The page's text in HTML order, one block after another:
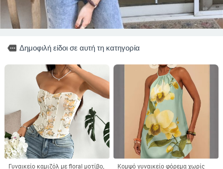
more Δημοφιλή είδοι σε αυτή τη κατηγορία
Γυναικείο καμιζόλ με floral μοτίβο, Κομψό γυναικείο φόρεμα χωρίς